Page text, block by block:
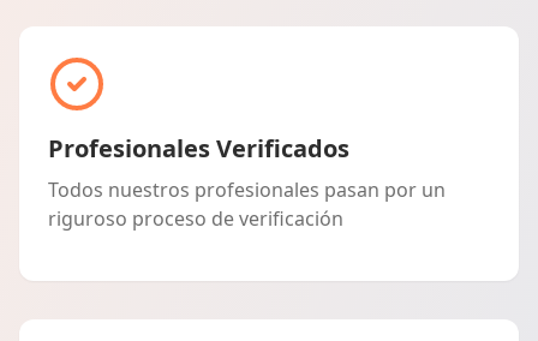
Profesionales Verificados
Todos nuestros profesionales pasan por un
riguroso proceso de verificación